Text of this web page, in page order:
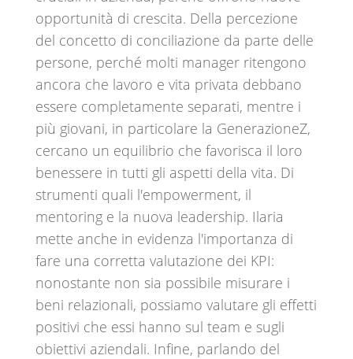
opportunità di crescita. Della percezione
del concetto di conciliazione da parte delle
persone, perché molti manager ritengono
ancora che lavoro e vita privata debbano
essere completamente separati, mentre i
più giovani, in particolare la GenerazioneZ,
cercano un equilibrio che favorisca il loro
benessere in tutti gli aspetti della vita. Di
strumenti quali l'empowerment, il
mentoring e la nuova leadership. Ilaria
mette anche in evidenza l'importanza di
fare una corretta valutazione dei KPI:
nonostante non sia possibile misurare i
beni relazionali, possiamo valutare gli effetti
positivi che essi hanno sul team e sugli
obiettivi aziendali. Infine, parlando del